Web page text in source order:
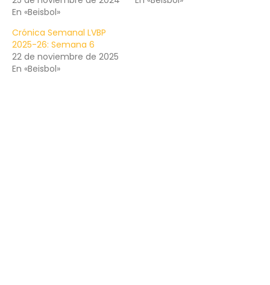
En «Beisbol»
Crónica Semanal LVBP
2025-26: Semana 6
22 de noviembre de 2025
En «Beisbol»